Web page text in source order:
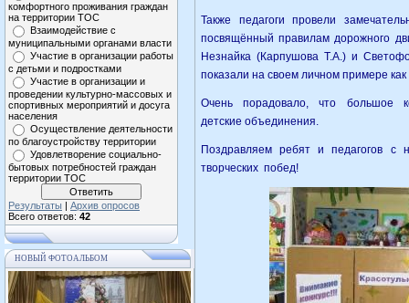
комфортного проживания граждан
на территории ТОС
Взаимодействие с
муниципальными органами власти
Участие в организации работы
с детьми и подростками
Участие в организации и
проведении культурно-массовых и
спортивных мероприятий и досуга
населения
Осуществление деятельности
по благоустройству территории
Удовлетворение социально-
бытовых потребностей граждан
территории ТОС
Результаты | Архив опросов
Всего ответов: 42
НОВЫЙ ФОТОАЛЬБОМ
Также педагоги провели
посвящённый правилам дорожного
Незнайка (Карпушова Т.А.) и
показали на своем личном примере как
Очень порадовало, что большое
детские объединения.
Поздравляем ребят и педагогов
творческих побед!